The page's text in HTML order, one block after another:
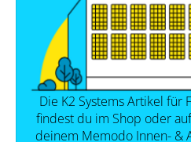
Die K2 Systems Artikel für
findest du im Shop oder
deinem Memodo Innen- &